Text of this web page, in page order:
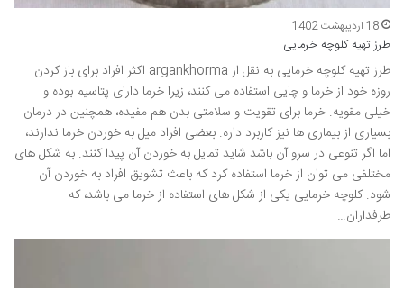
18 اردیبهشت 1402
طرز تهیه کلوچه خرمایی
طرز تهیه کلوچه خرمایی به نقل از argankhorma اکثر افراد برای باز کردن
روزه خود از خرما و چایی استفاده می کنند، زیرا خرما دارای پتاسیم بوده و
خیلی مقویه. خرما برای تقویت و سلامتی بدن هم مفیده، همچنین در درمان
بسیاری از بیماری ها نیز کاربرد داره. بعضی افراد میل به خوردن خرما ندارند،
اما اگر تنوعی در سرو آن باشد شاید تمایل به خوردن آن پیدا کنند. به شکل های
مختلفی می توان از خرما استفاده کرد که باعث تشویق افراد به خوردن آن
شود. کلوچه خرمایی یکی از شکل های استفاده از خرما می باشد، که
طرفداران…